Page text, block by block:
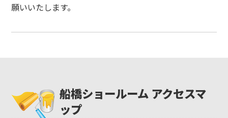
願いいたします。
船橋ショールーム アクセスマ
ップ